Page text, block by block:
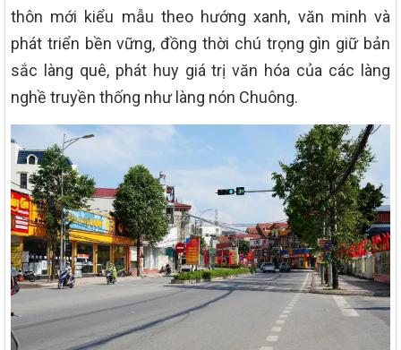
thôn mới kiểu mẫu theo hướng xanh, văn minh và
phát triển bền vững, đồng thời chú trọng gìn giữ bản
sắc làng quê, phát huy giá trị văn hóa của các làng
nghề truyền thống như làng nón Chuông.